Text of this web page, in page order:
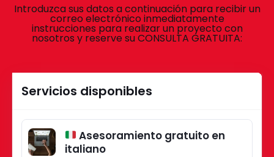
Introduzca sus datos a continuación para recibir un
correo electrónico inmediatamente
instrucciones para realizar un proyecto con
nosotros y reserve su CONSULTA GRATUITA:
Servicios disponibles
Asesoramiento gratuito en
italiano